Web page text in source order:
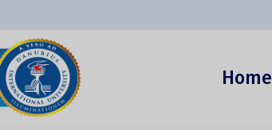
Home